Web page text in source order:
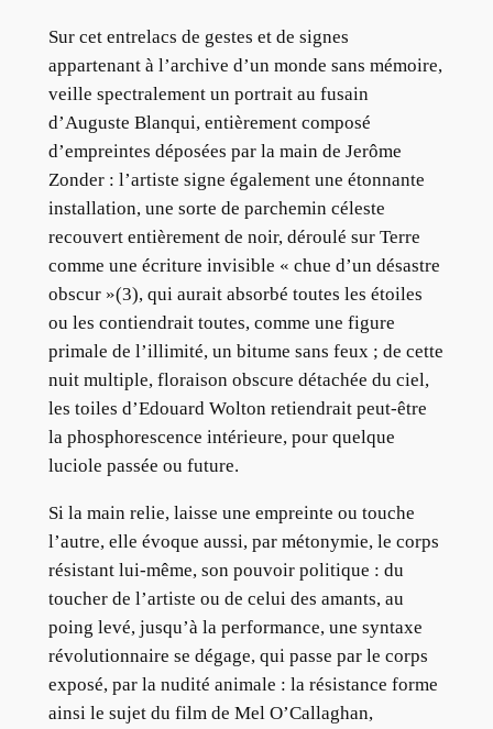
Sur cet entrelacs de gestes et de signes
appartenant à l’archive d’un monde sans mémoire,
veille spectralement un portrait au fusain
d’Auguste Blanqui, entièrement composé
d’empreintes déposées par la main de Jerôme
Zonder : l’artiste signe également une étonnante
installation, une sorte de parchemin céleste
recouvert entièrement de noir, déroulé sur Terre
comme une écriture invisible « chue d’un désastre
obscur »(3), qui aurait absorbé toutes les étoiles
ou les contiendrait toutes, comme une figure
primale de l’illimité, un bitume sans feux ; de cette
nuit multiple, floraison obscure détachée du ciel,
les toiles d’Edouard Wolton retiendrait peut-être
la phosphorescence intérieure, pour quelque
luciole passée ou future.
Si la main relie, laisse une empreinte ou touche
l’autre, elle évoque aussi, par métonymie, le corps
résistant lui-même, son pouvoir politique : du
toucher de l’artiste ou de celui des amants, au
poing levé, jusqu’à la performance, une syntaxe
révolutionnaire se dégage, qui passe par le corps
exposé, par la nudité animale : la résistance forme
ainsi le sujet du film de Mel O’Callaghan,